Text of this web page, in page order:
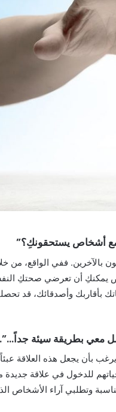
بالآخرين. ففي الواقع، من
يمكنكِ أن تعرضي صحتكِ
بأقاربك وأصدقائك، قد
بأن يجعل هذه العلاقة
للدخول في علاقة جديدة مع
وتطلبي آراء الأشخاص